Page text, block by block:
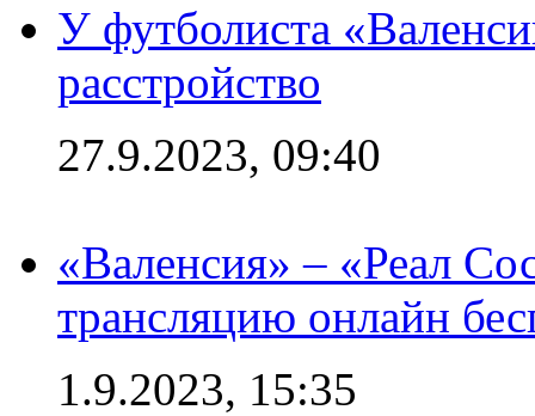
У футболиста
расстройство
27.9.2023, 09:40
«Валенсия» – «Реал
трансляцию онлайн
1.9.2023, 15:35